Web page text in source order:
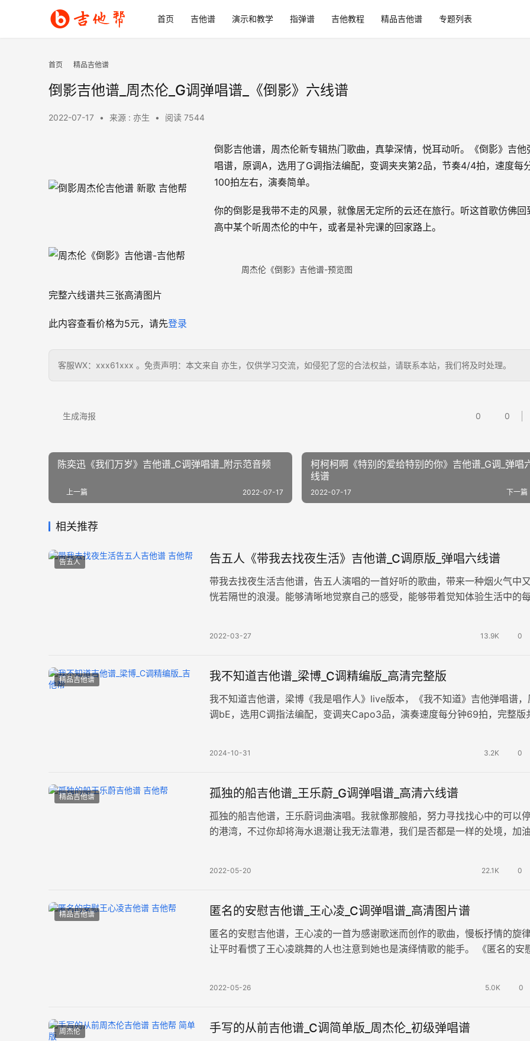
首页 吉他谱 演示和教学 指弹谱 吉他教程 精品吉他谱 专题列表
首页 精品吉他谱
倒影吉他谱_周杰伦_G调弹唱谱_《倒影》六线谱
2022-07-17 • 来源 : 亦生 • 阅读 7544
倒影吉他谱，周杰伦新专辑热门歌曲，真挚深情，悦耳动听。《倒影》吉他
唱谱，原调A，选用了G调指法编配，变调夹夹第2品，节奏4/4拍，速度每
100拍左右，演奏简单。
你的倒影是我带不走的风景，就像居无定所的云还在旅行。听这首歌仿佛回
高中某个听周杰伦的中午，或者是补完课的回家路上。
周杰伦《倒影》吉他谱-预览图
完整六线谱共三张高清图片
此内容查看价格为5元，请先登录
客服WX：xxx61xxx 。免责声明：本文来自 亦生，仅供学习交流，如侵犯了您的合法权益，请联系本站，我们将及时处理。
0 0
生成海报
陈奕迅《我们万岁》吉他谱_C调弹唱谱_附示范音频
上一篇 2022-07-17
柯柯柯啊《特别的爱给特别的你》吉他谱_G调_弹唱
线谱
下一篇
2022-07-17
相关推荐
告五人 告五人《带我去找夜生活》吉他谱_C调原版_弹唱六线谱
带我去找夜生活吉他谱，告五人演唱的一首好听的歌曲，带来一种烟火气中
恍若隔世的浪漫。能够清晰地觉察自己的感受，能够带着觉知体验生活中的
2022-03-27 13.9K 0
精品吉他谱 我不知道吉他谱_梁博_C调精编版_高清完整版
我不知道吉他谱，梁博《我是唱作人》live版本，《我不知道》吉他弹唱谱，
调bE，选用C调指法编配，变调夹Capo3品，演奏速度每分钟69拍，完整版
2024-10-31 3.2K 0
精品吉他谱 孤独的船吉他谱_王乐蔚_G调弹唱谱_高清六线谱
孤独的船吉他谱，王乐蔚词曲演唱。我就像那艘船，努力寻找找心中的可以
的港湾，不过你却将海水退潮让我无法靠港，我们是否都是一样的处境，加
2022-05-20 22.1K 0
精品吉他谱 匿名的安慰吉他谱_王心凌_C调弹唱谱_高清图片谱
匿名的安慰吉他谱，王心凌的一首为感谢歌迷而创作的歌曲，慢板抒情的旋律
让平时看惯了王心凌跳舞的人也注意到她也是演绎情歌的能手。 《匿名的安
2022-05-26 5.0K 0
周杰伦 手写的从前吉他谱_C调简单版_周杰伦_初级弹唱谱